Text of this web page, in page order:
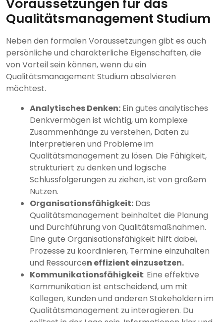
Voraussetzungen für das
Qualitätsmanagement Studium
Neben den formalen Voraussetzungen gibt es auch
persönliche und charakterliche Eigenschaften, die
von Vorteil sein können, wenn du ein
Qualitätsmanagement Studium absolvieren
möchtest.
Analytisches Denken: Ein gutes analytisches
Denkvermögen ist wichtig, um komplexe
Zusammenhänge zu verstehen, Daten zu
interpretieren und Probleme im
Qualitätsmanagement zu lösen. Die Fähigkeit,
strukturiert zu denken und logische
Schlussfolgerungen zu ziehen, ist von großem
Nutzen.
Organisationsfähigkeit: Das
Qualitätsmanagement beinhaltet die Planung
und Durchführung von Qualitätsmaßnahmen.
Eine gute Organisationsfähigkeit hilft dabei,
Prozesse zu koordinieren, Termine einzuhalten
und Ressourcen effizient einzusetzen.
Kommunikationsfähigkeit: Eine effektive
Kommunikation ist entscheidend, um mit
Kollegen, Kunden und anderen Stakeholdern im
Qualitätsmanagement zu interagieren. Du